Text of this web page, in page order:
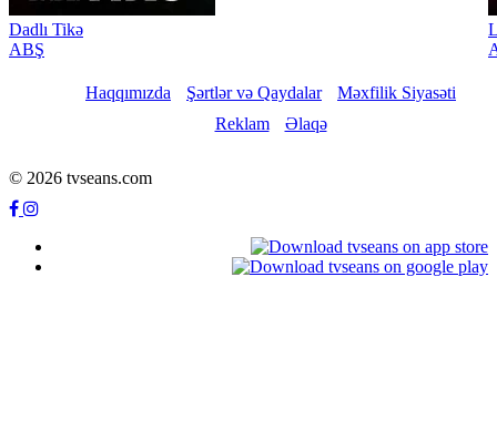
Dadlı Tikə
ABŞ
Haqqımızda Şərtlər və Qaydalar
Məxfilik Siyasəti
Reklam
Əlaqə
© 2026 tvseans.com